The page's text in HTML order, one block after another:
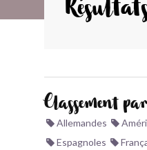
LE BLOG
Classement
Allemandes
Espagnoles